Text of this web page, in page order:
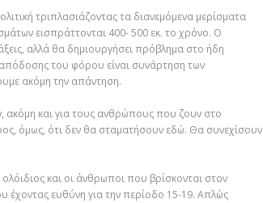
τριπλασιάζοντας τα διανεμόμενα μερίσματα
εισπράττονται 400-500 εκ. το χρόνο. Ο
αλλά θα δημιουργήσει πρόβλημα στο ήδη
του φόρου είναι συνάρτηση των
ακόμη την απάντηση.
ακόμη καιγιατους ανθρώπους που ζουν στο
, όμως, ότι δεν θα σταματήσουν εδώ. Θα συνεχίσουν
ς και οι άνθρωποι που βρίσκονται στον
έχοντας ευθύνη για την περίοδο 15-19. Απλώς